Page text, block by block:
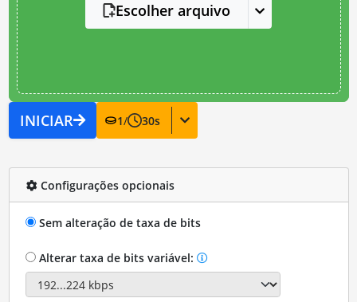
Escolher arquivo
INICIAR 1/ 30s
Configurações opcionais
Sem alteração de taxa de bits
Alterar taxa de bits variável: